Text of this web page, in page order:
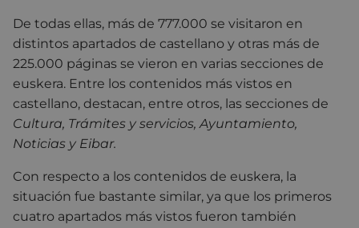
De todas ellas, más de 777.000 se visitaron en
distintos apartados de castellano y otras más de
225.000 páginas se vieron en varias secciones de
euskera. Entre los contenidos más vistos en
castellano, destacan, entre otros, las secciones de
Cultura, Trámites y servicios, Ayuntamiento,
Noticias y Eibar.
Con respecto a los contenidos de euskera, la
situación fue bastante similar, ya que los primeros
cuatro apartados más vistos fueron también